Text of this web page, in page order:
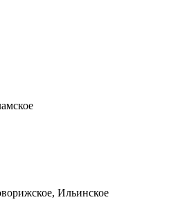
Ильинское